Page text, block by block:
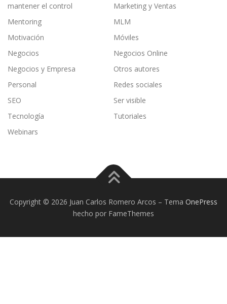
mantener el control
Marketing y Ventas
Mentoring
MLM
Motivación
Móviles
Negocios
Negocios Online
Negocios y Empresa
Otros autores
Personal
Redes sociales
SEO
Ser visible
Tecnología
Tutoriales
Webinars
Copyright © 2026 Juan Carlos Romero Arcos – Tema OnePress
hecho por FameThemes